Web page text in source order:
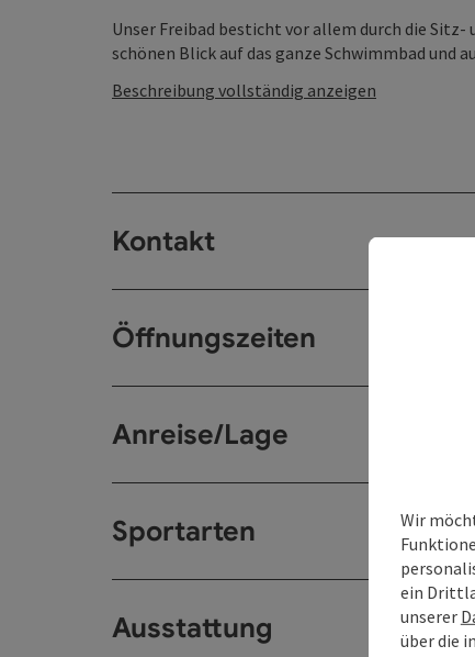
Unser Freibad besticht vor allem durch die Sitz-
schönen Blick auf das ganze Schwimmbad und
Beschreibung vollständig anzeigen
Kontakt
Öffnungszeiten
Anreise/Lage
Sportarten
Ausstattung
Wir
ein
unserer
über die